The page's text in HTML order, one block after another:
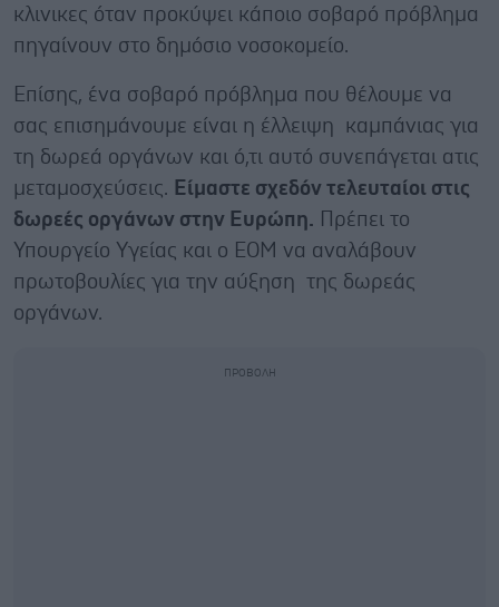
κλινικες όταν προκύψει κάποιο σοβαρό πρόβλημα
πηγαίνουν στο δημόσιο νοσοκομείο.
Επίσης, ένα σοβαρό πρόβλημα που θέλουμε να
σας επισημάνουμε είναι η έλλειψη καμπάνιας για
τη δωρεά οργάνων και ό,τι αυτό συνεπάγεται ατις
μεταμοσχεύσεις. Είμαστε σχεδόν τελευταίοι στις
δωρεές οργάνων στην Ευρώπη. Πρέπει το
Υπουργείο Υγείας και ο ΕΟΜ να αναλάβουν
πρωτοβουλίες για την αύξηση της δωρεάς
οργάνων.